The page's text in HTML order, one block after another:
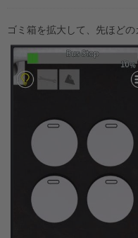
ゴミ箱を拡大して、先ほど